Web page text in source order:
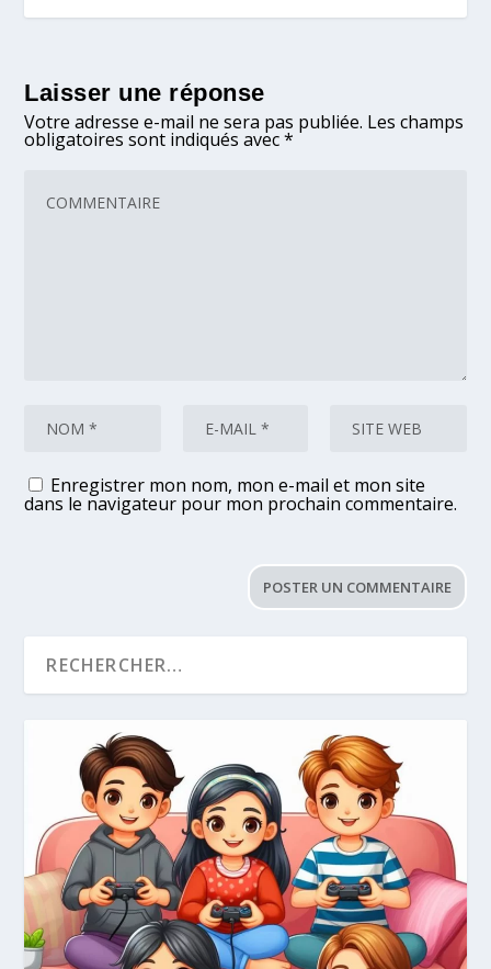
Laisser une réponse
Votre adresse e-mail ne sera pas publiée. Les champs
obligatoires sont indiqués avec*
Enregistrer mon nom, mon e-mail et mon site
dans le navigateur pour mon prochain commentaire.